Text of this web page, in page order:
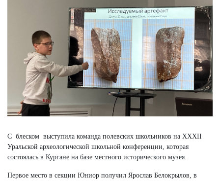
С блеском выступила команда полевских школьников на XXXII
Уральской археологической школьной конференции, которая
состоялась в Кургане на базе местного исторического музея.
Первое место в секции Юниор получил Ярослав Белокрылов, в